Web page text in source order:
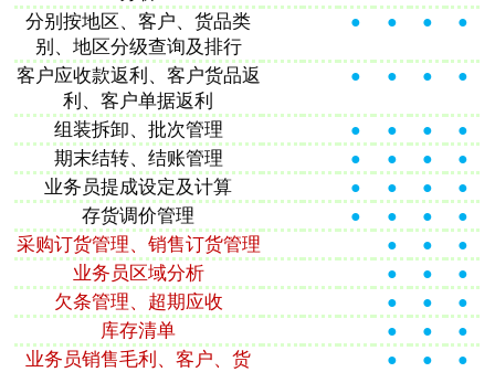
分别按地区、客户、货品类
别、地区分级查询及排行
● ● ● ●
客户应收款返利、客户货品返
利、客户单据返利
● ● ● ●
组装拆卸、批次管理 ● ● ● ●
期末结转、结账管理 ● ● ● ●
业务员提成设定及计算 ● ● ● ●
存货调价管理 ● ● ● ●
采购订货管理、销售订货管理 ● ● ●
业务员区域分析 ● ● ●
欠条管理、超期应收 ● ● ●
库存清单 ● ● ●
业务员销售毛利、客户、货
● ● ●